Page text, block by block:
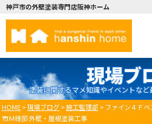
神戸市の外壁塗装専門店阪神ホーム
現場ブ
塗装に関するマメ知識やイベントな
HOME>現場ブログ>施工監理部 >ファイン４Ｆ
市Ｍ様邸 外壁・屋根塗装工事